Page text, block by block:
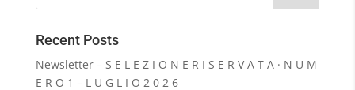
Recent Posts
Newsletter – S E L E Z I O N E R I S E R V A T A · N U M
E R O 1 – L U G L I O 2 0 2 6